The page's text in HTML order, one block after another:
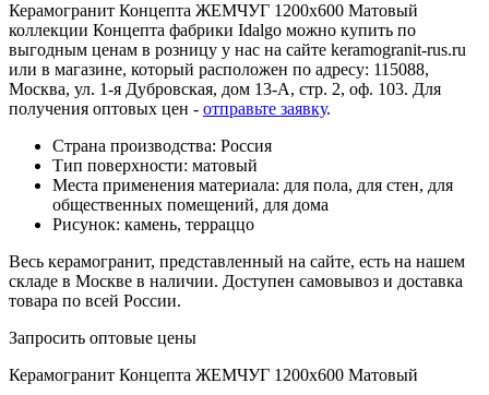
Керамогранит Концепта ЖЕМЧУГ 1200x600 Матовый
коллекции Концепта фабрики Idalgo можно купить по
выгодным ценам в розницу у нас на сайте keramogranit-rus.ru
или в магазине, который расположен по адресу: 115088,
Москва, ул. 1-я Дубровская, дом 13-А, стр. 2, оф. 103. Для
получения оптовых цен - отправьте заявку.
Страна производства: Россия
Тип поверхности: матовый
Места применения материала: для пола, для стен, для
общественных помещений, для дома
Рисунок: камень, терраццо
Весь керамогранит, представленный на сайте, есть на нашем
складе в Москве в наличии. Доступен самовывоз и доставка
товара по всей России.
Запросить оптовые цены
Керамогранит Концепта ЖЕМЧУГ 1200x600 Матовый